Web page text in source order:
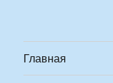
Главная